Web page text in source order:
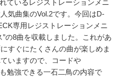
ているレジストレーションメニ
気曲集のVol.2です。今回はD-
専用レジストレーションメニ
”の8曲を収載しました。これがあ
すぐにたくさんの曲が楽しめま
いますので、コードや
勉強できる一石二鳥の内容で